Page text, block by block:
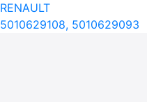
RENAULT
5010629108, 5010629093